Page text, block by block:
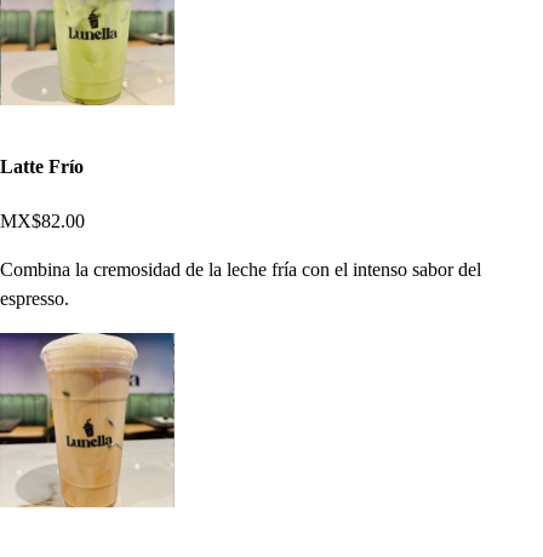
Latte Frío
MX$82.00
Combina la cremosidad de la leche fría con el intenso sabor del
espresso.